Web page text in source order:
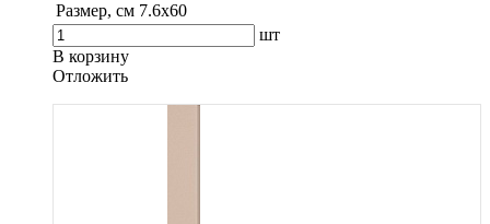
Размер, см 7.6х60
шт
В корзину
Oтложить